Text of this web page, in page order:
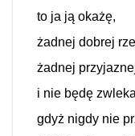
to ja ją okażę,
żadnej dobrej
żadnej
i nie będę
gdyż nigdy nie